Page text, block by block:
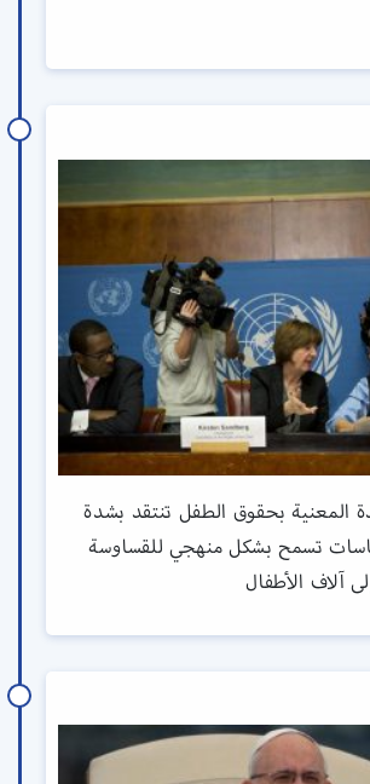
المعنية بحقوق الطفل تنتقد بشدة
تسمح بشكل منهجي للقساوسة
آلاف الأطفال